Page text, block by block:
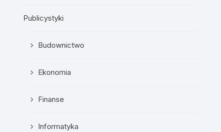
Publicystyki
Budownictwo
Ekonomia
Finanse
Informatyka